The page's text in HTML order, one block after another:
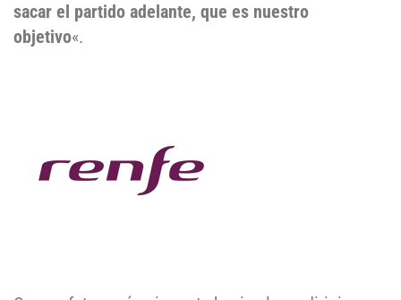
sacar el partido adelante, que es nuestro
objetivo«.